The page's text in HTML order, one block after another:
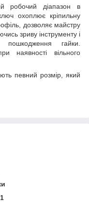
робочий діапазон в
охоплює кріпильну
дозволяє майстру
зриву інструменту і
гайки.
наявності вільного
певний розмір, який